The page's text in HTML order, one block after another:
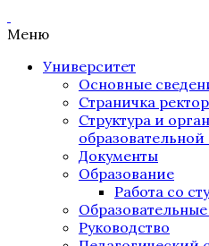
Меню
Университет
Основные
Страничка
Структура и
Документы
Образование
Работа со
Руководство